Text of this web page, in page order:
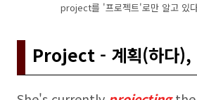
project를 '프로젝트'로만 알고 있
Project - 계획(하다),